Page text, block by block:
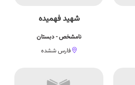
شهید فهمیده
نامشخص - دبستان
فارس ششده